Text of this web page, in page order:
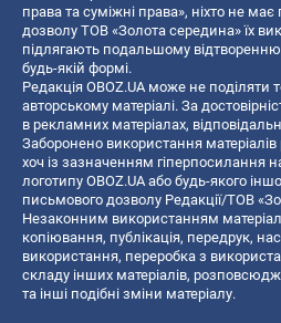
права та суміжні права», ніхто не
дозволу ТОВ «Золота середина» їх
підлягають подальшому
будь-якій формі.
Редакція OBOZ.UA може не поділяти
авторському матеріалі. За
в рекламних матеріалах,
Заборонено використання
хоч із зазначенням гіперпосилання
логотипу OBOZ.UA або будь-якого
письмового дозволу Редакції/ТОВ
Незаконним використанням
копiювання, публiкацiя, передрук,
використання, переробка з
складу інших матеріалів,
та інші подібні зміни матеріалу.